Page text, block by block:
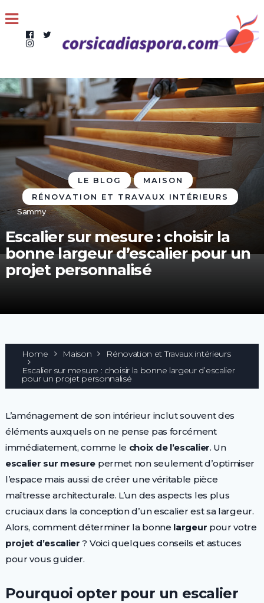
LE BLOG
MAISON
RÉNOVATION ET TRAVAUX INTÉRIEURS
Sammy
Escalier sur mesure : choisir la
bonne largeur d’escalier pour un
projet personnalisé
Home Maison
Rénovation et Travaux intérieurs
Escalier sur mesure : choisir la bonne largeur d’escalier
pour un projet personnalisé
L’aménagement de son intérieur inclut souvent des
éléments auxquels on ne pense pas forcément
immédiatement, comme le choix de l’escalier. Un
escalier sur mesure permet non seulement d’optimiser
l’espace mais aussi de créer une véritable pièce
maîtresse architecturale. L’un des aspects les plus
cruciaux dans la conception d’un escalier est sa largeur.
Alors, comment déterminer la bonne largeur pour votre
projet d’escalier ? Voici quelques conseils et astuces
pour vous guider.
Pourquoi opter pour un escalier